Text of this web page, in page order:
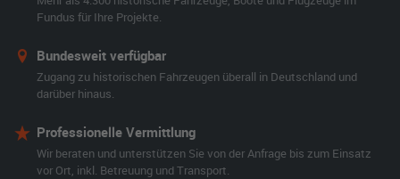
Fundus für Ihre Projekte.
Bundesweit verfügbar
Zugang zu historischen Fahrzeugen überall in Deutschland und
darüber hinaus.
Professionelle Vermittlung
Wir beraten und unterstützen Sie von der Anfrage bis zum Einsatz
vor Ort, inkl. Betreuung und Transport.